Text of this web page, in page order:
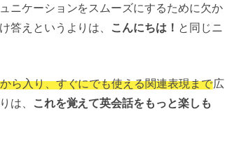
ニケーションをスムーズにするために欠か
答えというよりは、 こんにちは！ と同じニ
ら入り、すぐにでも使える関連表現まで広
は、
これを覚えて英会話をもっと楽しも